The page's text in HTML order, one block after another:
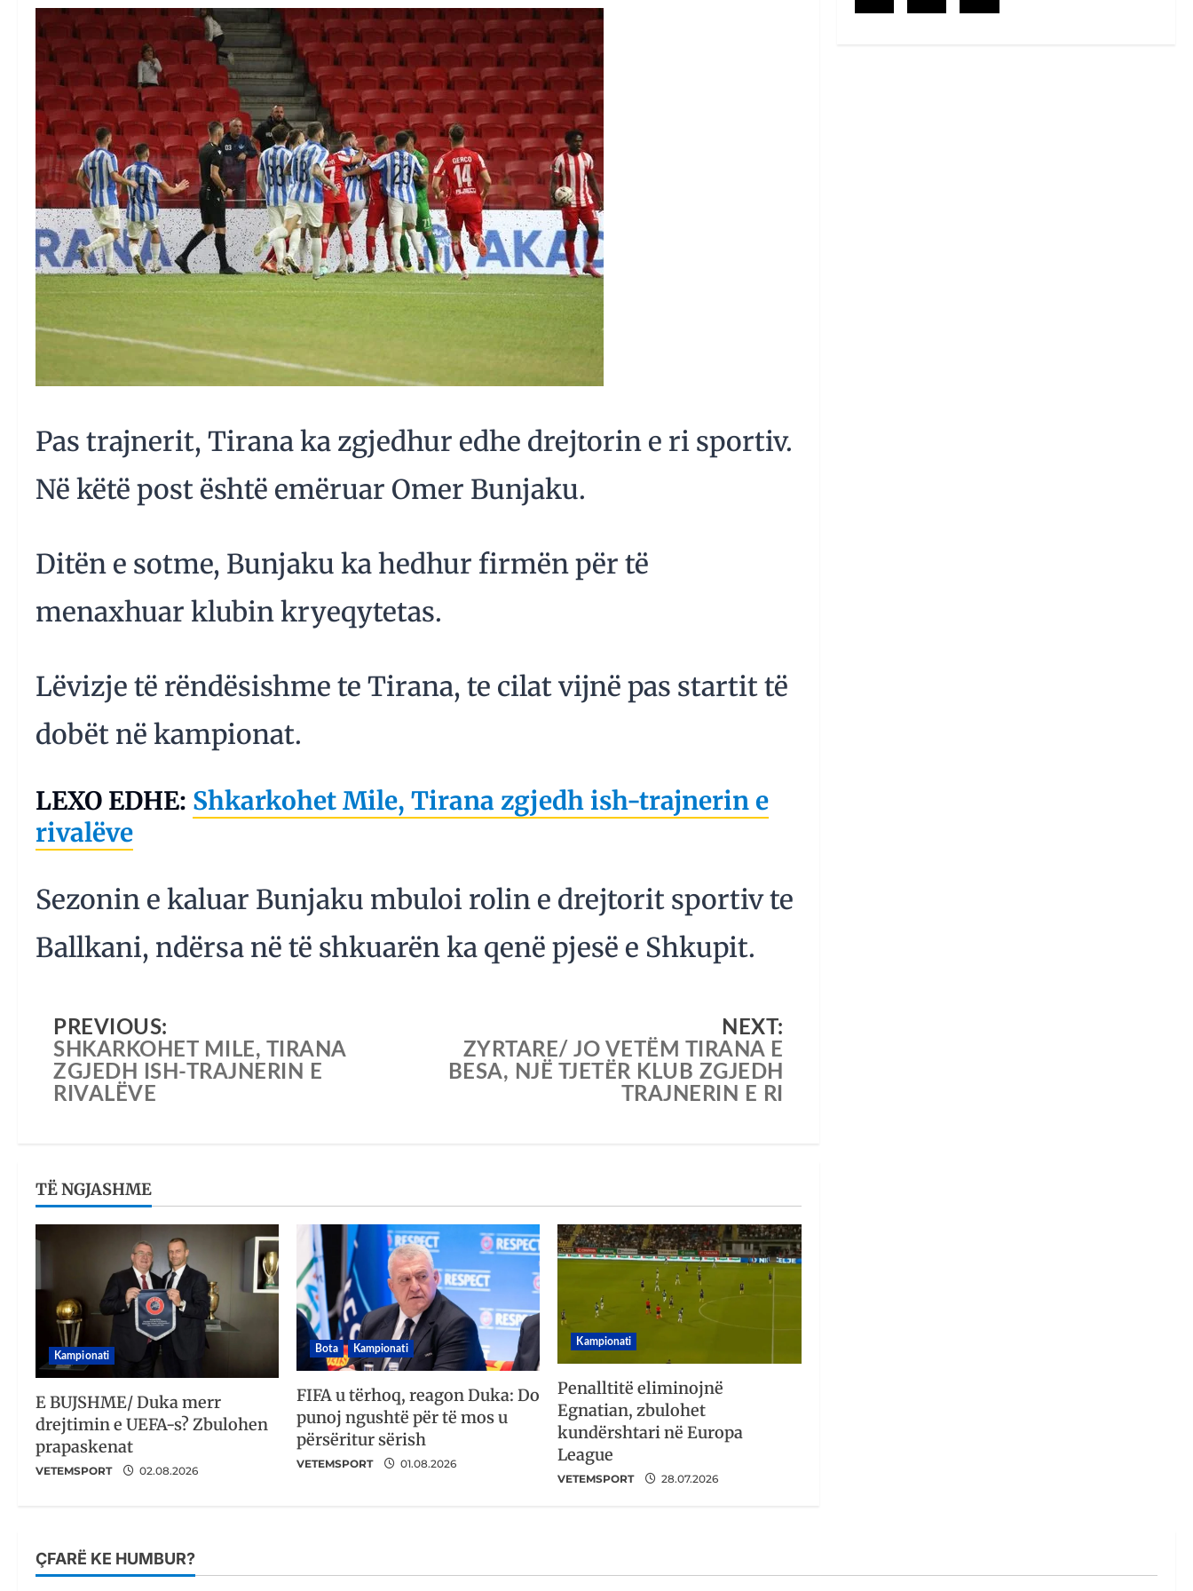
Pas trajnerit, Tirana ka zgjedhur edhe drejtorin e ri sportiv.
Në këtë post është emëruar Omer Bunjaku.
Ditën e sotme, Bunjaku ka hedhur firmën për të
menaxhuar klubin kryeqytetas.
Lëvizje të rëndësishme te Tirana, te cilat vijnë pas startit të
dobët në kampionat.
LEXO EDHE: Shkarkohet Mile, Tirana zgjedh ish-trajnerin e
rivalëve
Sezonin e kaluar Bunjaku mbuloi rolin e drejtorit sportiv te
Ballkani, ndërsa në të shkuarën ka qenë pjesë e Shkupit.
PREVIOUS:
SHKARKOHET MILE, TIRANA
ZGJEDH ISH-TRAJNERIN E
RIVALËVE
NEXT:
ZYRTARE/ JO VETËM TIRANA E
BESA, NJË TJETËR KLUB ZGJEDH
TRAJNERIN E RI
TË NGJASHME
Kampionati
E BUJSHME/ Duka merr
drejtimin e UEFA-s? Zbulohen
prapaskenat
VETEMSPORT 02.08.2026
Bota Kampionati
FIFA u tërhoq, reagon Duka: Do
punoj ngushtë për të mos u
përsëritur sërish
VETEMSPORT 01.08.2026
Kampionati
Penalltitë eliminojnë
Egnatian, zbulohet
kundërshtari në Europa
League
VETEMSPORT 28.07.2026
ÇFARË KE HUMBUR?